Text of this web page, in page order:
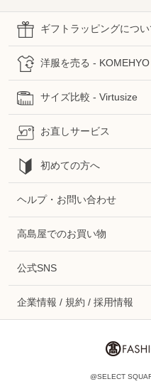
ギフトラッピングについ
洋服を売る - KOMEHYO
サイズ比較 - Virtusize
お直しサービス
初めての方へ
ヘルプ・お問い合わせ
高島屋でのお買い物
公式SNS
企業情報 / 規約 / 採用情報
@SELECT